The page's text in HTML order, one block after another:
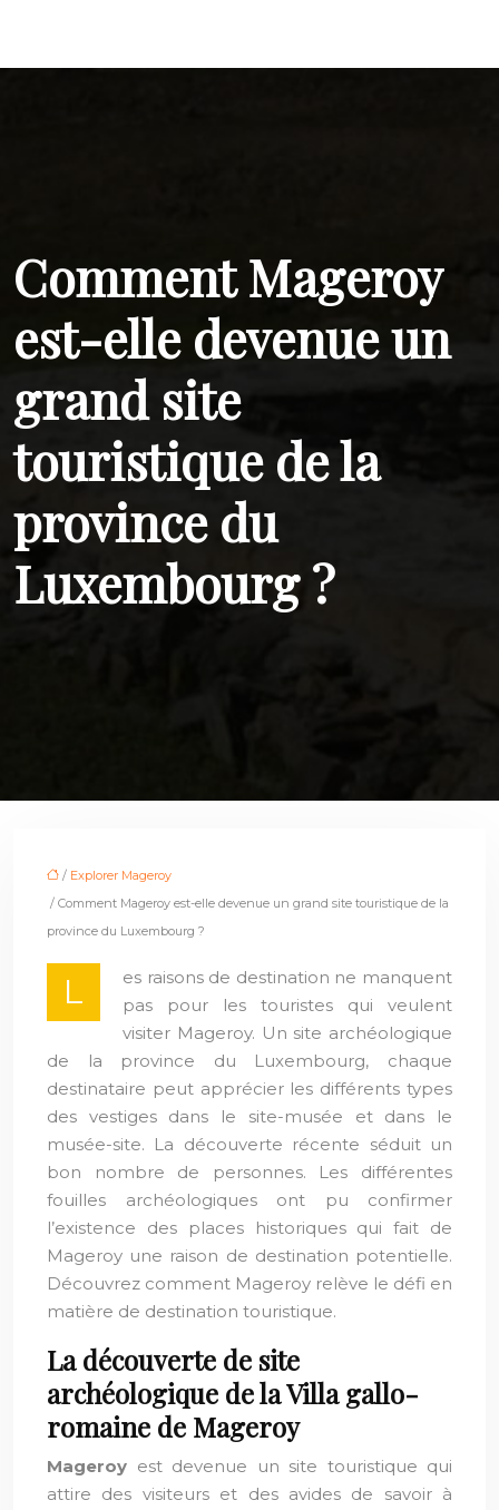
Comment Mageroy
est-elle devenue un
grand site
touristique de la
province du
Luxembourg ?
/ Explorer Mageroy
/ Comment Mageroy est-elle devenue un grand site touristique de la
province du Luxembourg ?
L
es raisons de destination ne manquent
pas pour les touristes qui veulent
visiter Mageroy. Un site archéologique
de la province du Luxembourg, chaque
destinataire peut apprécier les différents types
des vestiges dans le site-musée et dans le
musée-site. La découverte récente séduit un
bon nombre de personnes. Les différentes
fouilles archéologiques ont pu confirmer
l’existence des places historiques qui fait de
Mageroy une raison de destination potentielle.
Découvrez comment Mageroy relève le défi en
matière de destination touristique.
La découverte de site
archéologique de la Villa gallo-
romaine de Mageroy
Mageroy est devenue un site touristique qui
attire des visiteurs et des avides de savoir à